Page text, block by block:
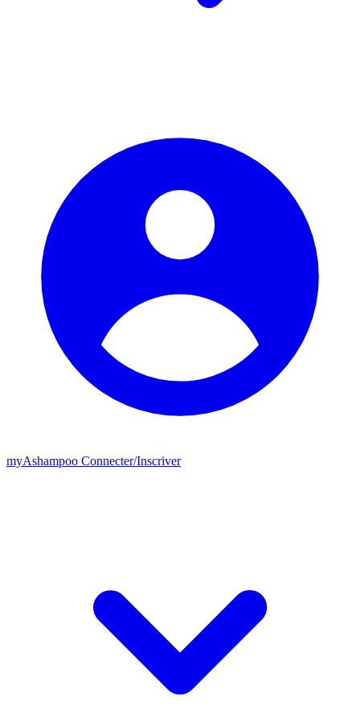
myAshampoo Connecter/Inscriver